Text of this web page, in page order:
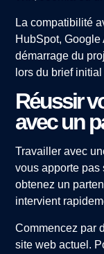
La compatibilité
HubSpot,
démarrage du
lors du brief
Réussir
avec un
Travailler avec
vous apporte pas
obtenez un
intervient
Commencez par
site web actuel.